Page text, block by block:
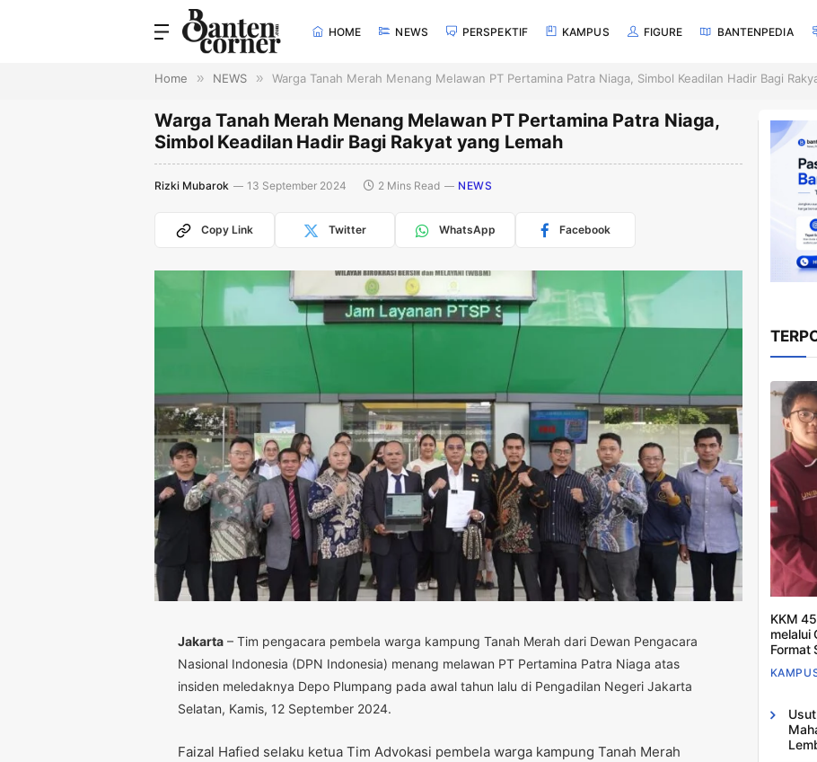
HOME NEWS PERSPEKTIF KAMPUS FIGURE BANTENPEDIA
Home » NEWS » Warga Tanah Merah Menang Melawan PT Pertamina Patra Niaga, Simbol Keadilan Hadir Bagi
Warga Tanah Merah Menang Melawan PT Pertamina Patra Niaga,
Simbol Keadilan Hadir Bagi Rakyat yang Lemah
Rizki Mubarok 13 September 2024 2 Mins Read NEWS
Copy Link Twitter WhatsApp Facebook
Jakarta– Tim pengacara pembela warga kampung Tanah Merah dari Dewan Pengacara
Nasional Indonesia (DPN Indonesia) menang melawan PT Pertamina Patra Niaga atas
insiden meledaknya Depo Plumpang pada awal tahun lalu di Pengadilan Negeri Jakarta
Selatan, Kamis, 12 September 2024.
Faizal Hafied selaku ketua Tim Advokasi pembela warga kampung Tanah Merah
KKM
melalui
Format